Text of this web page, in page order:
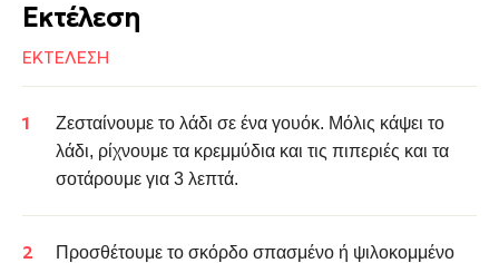
Εκτέλεση
ΕΚΤΕΛΕΣΗ
Ζεσταίνουμε το λάδι σε ένα γουόκ. Μόλις κάψει το
λάδι, ρίχνουμε τα κρεμμύδια και τις πιπεριές και τα
σοτάρουμε για 3 λεπτά.
Προσθέτουμε το σκόρδο σπασμένο ή ψιλοκομμένο